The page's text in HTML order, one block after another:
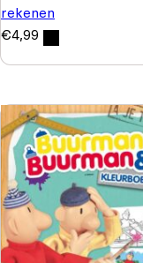
rekenen
€4,99